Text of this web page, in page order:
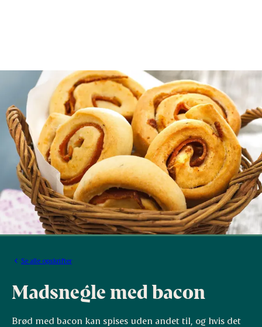
Se alle opskrifter
Madsnegle med bacon
Brød med bacon kan spises uden andet til, og hvis det